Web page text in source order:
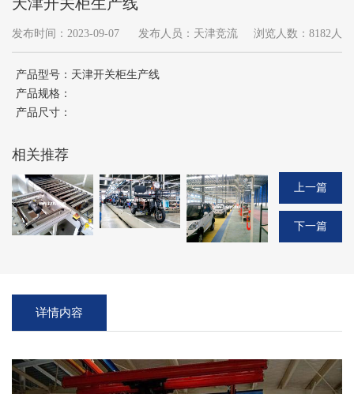
发布时间：2023-09-07 发布人员：天津竞流 浏览人数：8182人
产品型号：天津开关柜生产线
产品规格：
产品尺寸：
相关推荐
上一篇
下一篇
详情内容